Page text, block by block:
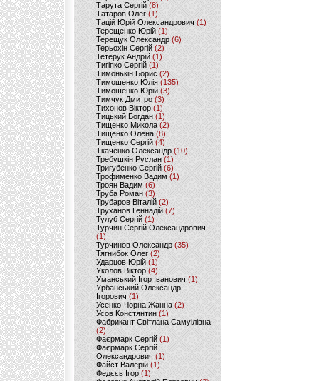
Тарута Сергій (8)
Татаров Олег(1)
Тацій Юрій Олександрович(1)
Терещенко Юрій(1)
Терещук Олександр(6)
Терьохін Сергій (2)
Тетерук Андрій (1)
Тигіпко Сергій(1)
Тимонькін Борис (2)
Тимошенко Юлія (135)
Тимошенко Юрій(3)
Тимчук Дмитро (3)
Тихонов Віктор (1)
Тицький Богдан (1)
Тищенко Микола (2)
Тищенко Олена (8)
Тищенко Сергій (4)
Ткаченко Олександр (10)
Требушкін Руслан (1)
Тригубенко Сергій(6)
Трофименко Вадим (1)
Троян Вадим (6)
Труба Роман(3)
Трубаров Віталій (2)
Труханов Геннадій (7)
Тулуб Сергій(1)
Турчин Сергій Олександрович
(1)
Турчинов Олександр(35)
Тягнибок Олег (2)
Ударцов Юрій (1)
Уколов Віктор(4)
Уманський Ігор Іванович(1)
Урбанський Олександр
Ігорович (1)
Усенко-Чорна Жанна (2)
Усов Констянтин(1)
Фабрикант Світлана Самуілівна
(2)
Фаєрмарк Сергій(1)
Фаєрмарк Сергій
Олександрович (1)
Файст Валерій(1)
Федєєв Ігор (1)